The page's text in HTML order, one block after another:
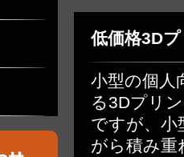
低価格3D
小型の個人
る3Dプリ
ですが、小
がら積み重